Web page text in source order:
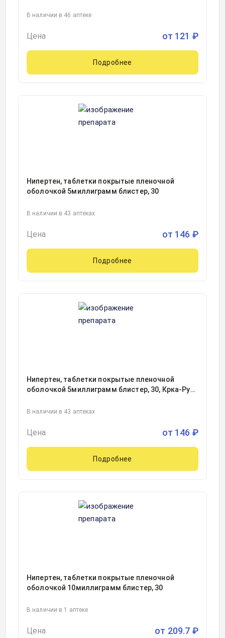
В наличии в 46 аптеке
Цена от 121 ₽
Подробнее
Нипертен, таблетки покрытые пленочной
оболочкой 5миллиграмм блистер, 30
В наличии в 43 аптеках
Цена от 146 ₽
Подробнее
Нипертен, таблетки покрытые пленочной
оболочкой 5миллиграмм блистер, 30, Крка-Рус
В наличии в 43 аптеках
Цена от 146 ₽
Подробнее
Нипертен, таблетки покрытые пленочной
оболочкой 10миллиграмм блистер, 30
В наличии в 1 аптеке
Цена от 209.7 ₽